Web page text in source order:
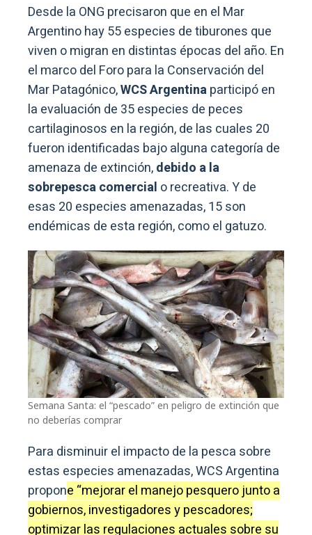
Desde la ONG precisaron que en el Mar
Argentino hay 55 especies de tiburones que
viven o migran en distintas épocas del año. En
el marco del Foro para la Conservación del
Mar Patagónico,WCS Argentinaparticipó en
la evaluación de 35 especies de peces
cartilaginosos en la región, de las cuales 20
fueron identificadas bajo alguna categoría de
amenaza de extinción,debido a la
sobrepesca comercial o recreativa. Y de
esas 20 especies amenazadas, 15 son
endémicas de esta región, como el gatuzo.
Semana Santa: el “pescado” en peligro de extinción que
no deberías comprar
Para disminuir el impacto de la pesca sobre
estas especies amenazadas, WCS Argentina
propone “mejorar el manejo pesquero junto a
gobiernos, investigadores y pescadores;
optimizar las regulaciones actuales sobre su